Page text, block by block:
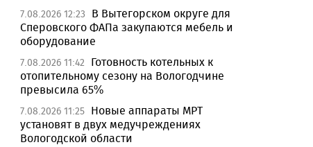
7.08.2026 12:23
В Вытегорском округе для
Сперовского ФАПа закупаются мебель и
оборудование
7.08.2026 11:42
Готовность котельных к
отопительному сезону на Вологодчине
превысила 65%
7.08.2026 11:25 Новые аппараты МРТ
установят в двух медучреждениях
Вологодской области